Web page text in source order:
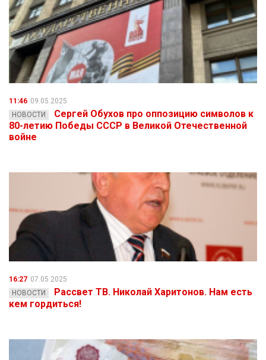
11:46 09.05.2025
НОВОСТИ
Сергей Обухов про оппозицию символов к
80-летию Победы СССР в Великой Отечественной
войне
16:27 07.05.2025
НОВОСТИ
Рассвет ТВ. Николай Харитонов. Нам есть
кем гордиться!